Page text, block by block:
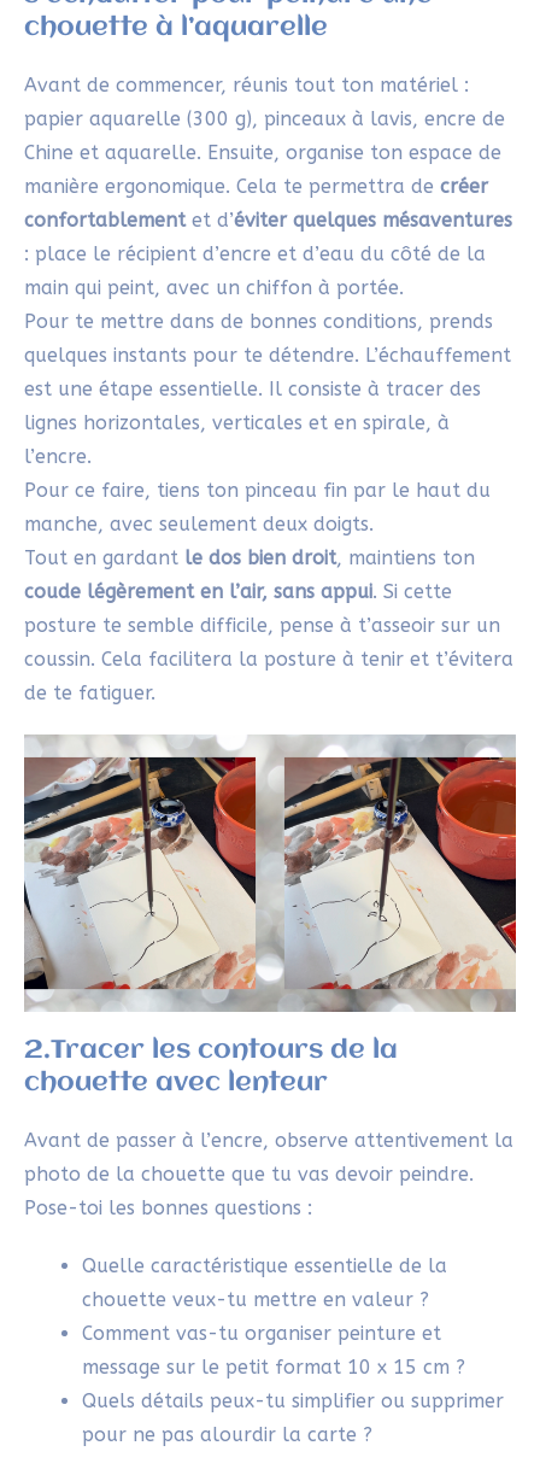
chouette à l’aquarelle
Avant de commencer, réunis tout ton matériel :
papier aquarelle (300 g), pinceaux à lavis, encre de
Chine et aquarelle. Ensuite, organise ton espace de
manière ergonomique. Cela te permettra de créer
confortablementet d’éviter quelques mésaventures
: place le récipient d’encre et d’eau du côté de la
main qui peint, avec un chiffon à portée.
Pour te mettre dans de bonnes conditions, prends
quelques instants pour te détendre. L’échauffement
est une étape essentielle. Il consiste à tracer des
lignes horizontales, verticales et en spirale, à
l’encre.
Pour ce faire, tiens ton pinceau fin par le haut du
manche, avec seulement deux doigts.
Tout en gardant le dos bien droit, maintiens ton
coude légèrement en l’air, sans appui. Si cette
posture te semble difficile, pense à t’asseoir sur un
coussin. Cela facilitera la posture à tenir et t’évitera
de te fatiguer.
2.Tracer les contours de la
chouette avec lenteur
Avant de passer à l’encre, observe attentivement la
photo de la chouette que tu vas devoir peindre.
Pose-toi les bonnes questions :
Quelle caractéristique essentielle de la
chouette veux-tu mettre en valeur ?
Comment vas-tu organiser peinture et
message sur le petit format 10 x 15 cm ?
Quels détails peux-tu simplifier ou supprimer
pour ne pas alourdir la carte ?